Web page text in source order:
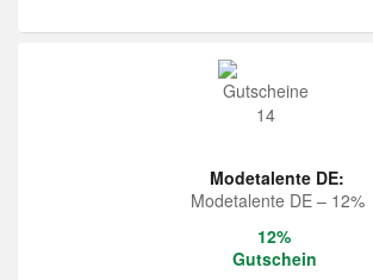
Modetalente DE:
Modetalente DE – 12%
12%
Gutschein